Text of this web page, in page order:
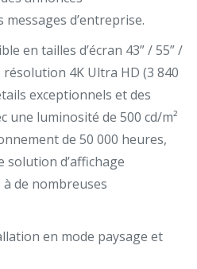
d’entreprise.
en tailles d’écran 43” / 55” /
résolution 4K Ultra HD (3 840
exceptionnels et des
une luminosité de 500 cd/m²
de 50 000 heures,
solution d’affichage
de nombreuses
en mode paysage et